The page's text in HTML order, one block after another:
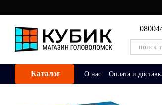
Каталог О нас Оплата и